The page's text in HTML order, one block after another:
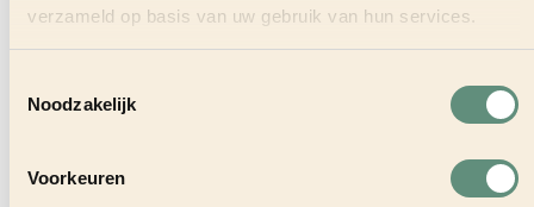
verzameld op basis van uw gebruik van hun services.
Noodzakelijk
Voorkeuren